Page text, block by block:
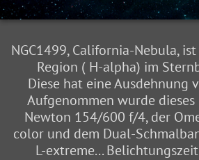
NGC1499, California-Nebula,
Region ( H-alpha) im
Diese hat eine Ausdehnung
Aufgenommen wurde
Newton 154/600 f/4, der
color und dem Dual-
L-extreme...